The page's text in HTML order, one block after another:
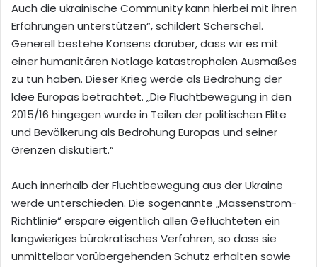
Auch die ukrainische Community kann hierbei mit ihren
Erfahrungen unterstützen“, schildert Scherschel.
Generell bestehe Konsens darüber, dass wir es mit
einer humanitären Notlage katastrophalen Ausmaßes
zu tun haben. Dieser Krieg werde als Bedrohung der
Idee Europas betrachtet. „Die Fluchtbewegung in den
2015/16 hingegen wurde in Teilen der politischen Elite
und Bevölkerung als Bedrohung Europas und seiner
Grenzen diskutiert.“
Auch innerhalb der Fluchtbewegung aus der Ukraine
werde unterschieden. Die sogenannte „Massenstrom-
Richtlinie“ erspare eigentlich allen Geflüchteten ein
langwieriges bürokratisches Verfahren, so dass sie
unmittelbar vorübergehenden Schutz erhalten sowie